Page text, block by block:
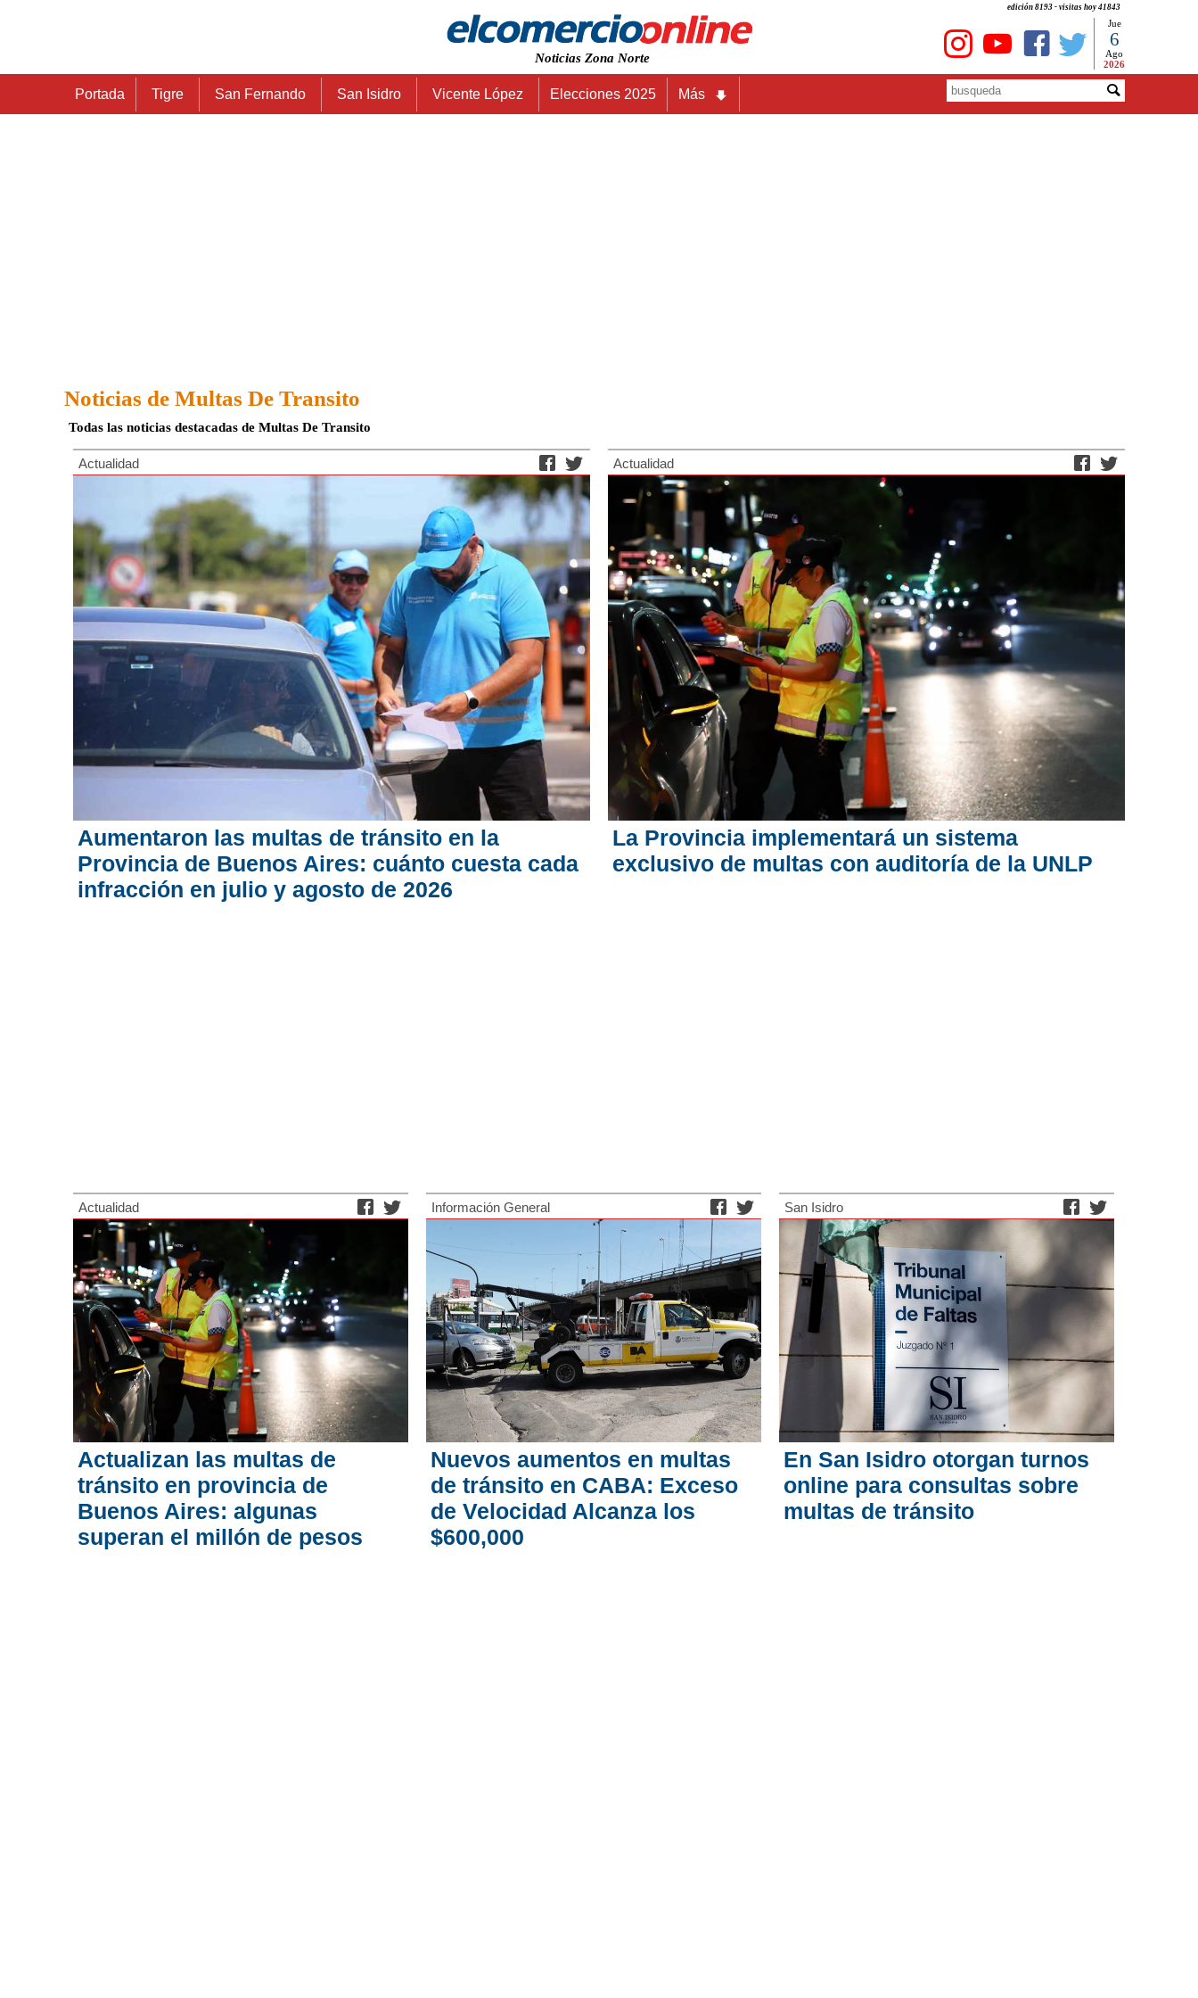
edición 8193 - visitas hoy 41843
Noticias Zona Norte
Jue
6
Ago
2026
Portada Tigre San Fernando San Isidro Vicente López Elecciones 2025 Más
Noticias de Multas De Transito
Todas las noticias destacadas de Multas De Transito
Actualidad
Aumentaron las multas de tránsito en la
Provincia de Buenos Aires: cuánto cuesta cada
infracción en julio y agosto de 2026
Actualidad
La Provincia implementará un sistema
exclusivo de multas con auditoría de la UNLP
Actualidad
Actualizan las multas de
tránsito en provincia de
Buenos Aires: algunas
superan el millón de pesos
Información General
Nuevos aumentos en multas
de tránsito en CABA: Exceso
de Velocidad Alcanza los
$600,000
San Isidro
En San Isidro otorgan turnos
online para consultas sobre
multas de tránsito